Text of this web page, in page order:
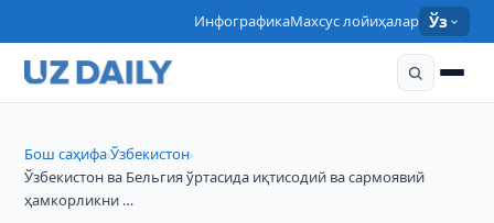
ИнфографикаМахсус лойиҳалар Ўз
Бош саҳифа›Ўзбекистон›
Ўзбекистон ва Бельгия ўртасида иқтисодий ва сармоявий
ҳамкорликни …